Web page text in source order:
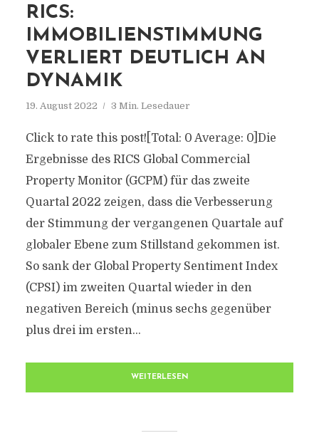
RICS:
IMMOBILIENSTIMMUNG
VERLIERT DEUTLICH AN
DYNAMIK
19. August 2022 3 Min. Lesedauer
Click to rate this post![Total: 0 Average: 0]Die
Ergebnisse des RICS Global Commercial
Property Monitor (GCPM) für das zweite
Quartal 2022 zeigen, dass die Verbesserung
der Stimmung der vergangenen Quartale auf
globaler Ebene zum Stillstand gekommen ist.
So sank der Global Property Sentiment Index
(CPSI) im zweiten Quartal wieder in den
negativen Bereich (minus sechs gegenüber
plus drei im ersten...
WEITERLESEN